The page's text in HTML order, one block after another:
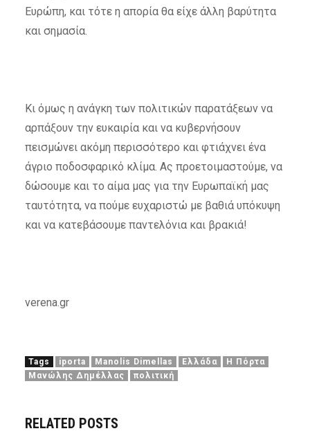
Ευρώπη, και τότε η απορία θα είχε άλλη βαρύτητα
και σημασία.
Κι όμως η ανάγκη των πολιτικών παρατάξεων να
αρπάξουν την ευκαιρία και να κυβερνήσουν
πεισμώνει ακόμη περισσότερο και φτιάχνει ένα
άγριο ποδοσφαρικό κλίμα. Ας προετοιμαστούμε, να
δώσουμε και το αίμα μας για την Ευρωπαϊκή μας
ταυτότητα, να πούμε ευχαριστώ με βαθιά υπόκυψη
και να κατεβάσουμε παντελόνια και βρακιά!
verena.gr
Tags iporta Manolis Dimellas Ελλάδα
Η Πόρτα
Μανώλης Δημέλλας
πολιτική
RELATED POSTS